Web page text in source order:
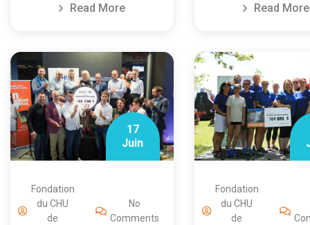
Read More Read More
17
Juin
Fondation
du CHU
de
No
Comments
Fondation
du CHU
de